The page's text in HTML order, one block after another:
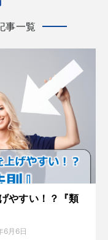
事一覧
やすい！？『類
6月6日